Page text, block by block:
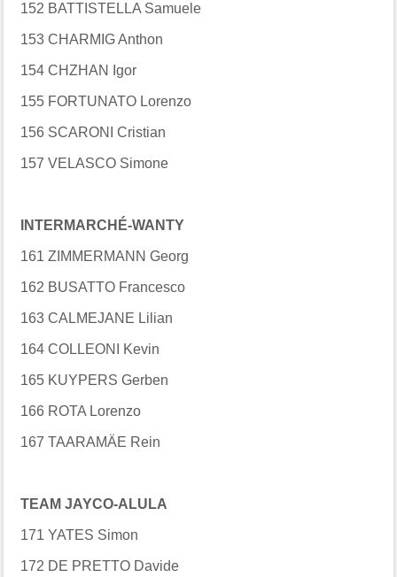
152 BATTISTELLA Samuele
153 CHARMIG Anthon
154 CHZHAN Igor
155 FORTUNATO Lorenzo
156 SCARONI Cristian
157 VELASCO Simone
INTERMARCHÉ-WANTY
161 ZIMMERMANN Georg
162 BUSATTO Francesco
163 CALMEJANE Lilian
164 COLLEONI Kevin
165 KUYPERS Gerben
166 ROTA Lorenzo
167 TAARAMÄE Rein
TEAM JAYCO-ALULA
171 YATES Simon
172 DE PRETTO Davide